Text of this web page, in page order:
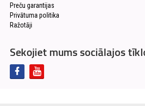
Preču garantijas
Privātuma politika
Ražotāji
Sekojiet mums sociālajos